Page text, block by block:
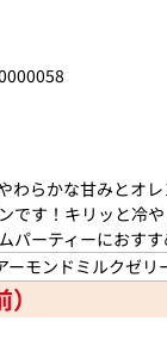
わらかな甘みとオ
です！キリッと冷
パーティーにおすす